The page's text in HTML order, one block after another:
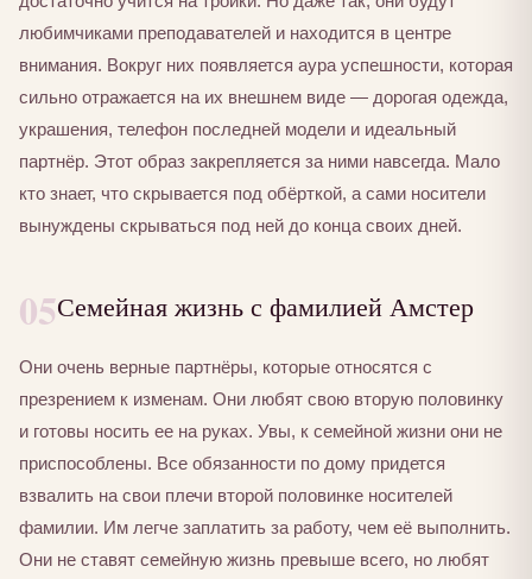
любимчиками преподавателей и находится в центре
внимания. Вокруг них появляется аура успешности, которая
сильно отражается на их внешнем виде — дорогая одежда,
украшения, телефон последней модели и идеальный
партнёр. Этот образ закрепляется за ними навсегда. Мало
кто знает, что скрывается под обёрткой, а сами носители
вынуждены скрываться под ней до конца своих дней.
05Семейная жизнь с фамилией Амстер
Они очень верные партнёры, которые относятся с
презрением к изменам. Они любят свою вторую половинку
и готовы носить ее на руках. Увы, к семейной жизни они не
приспособлены. Все обязанности по дому придется
взвалить на свои плечи второй половинке носителей
фамилии. Им легче заплатить за работу, чем её выполнить.
Они не ставят семейную жизнь превыше всего, но любят